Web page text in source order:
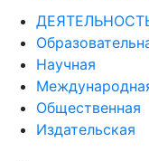
Научная
Общественная
Издательская